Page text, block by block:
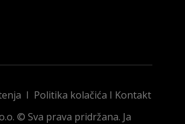
I Politika kolačića I Kontakt
© Sva prava pridržana. Ja